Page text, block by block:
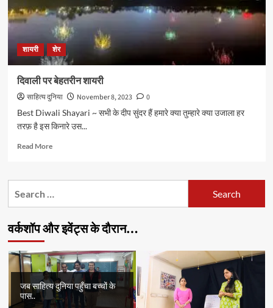
शायरी शेर
दिवाली पर बेहतरीन शायरी
साहित्य दुनिया November 8, 2023
0
Best Diwali Shayari ~ सभी के दीप सुंदर हैं हमारे क्या तुम्हारे क्या उजाला हर
तरफ़ है इस किनारे उस...
Read MoreRead
दिवाली
वर्कशॉप और इवेंट्स के दौरान…
जब साहित्य दुनिया पहुँचा बच्चों के
पास..